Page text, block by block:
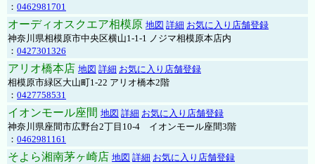
： 0462981701
オーディオスクエア相模原 地図 詳細 お気に入り店舗登録
神奈川県相模原市中央区横山1-1-1 ノジマ相模原本店内
： 0427301326
アリオ橋本店 地図 詳細 お気に入り店舗登録
相模原市緑区大山町1-22 アリオ橋本2階
： 0427758531
イオンモール座間 地図 詳細 お気に入り店舗登録
神奈川県座間市広野台2丁目10-4 イオンモール座間3階
： 0462981161
そよら湘南茅ヶ崎店 地図 詳細 お気に入り店舗登録